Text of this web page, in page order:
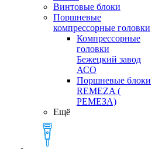
Винтовые блоки
Поршневые
компрессорные головки
Компрессорные
головки
Бежецкий завод
АСО
Поршневые блоки
REMEZA (
РЕМЕЗА)
Ещё